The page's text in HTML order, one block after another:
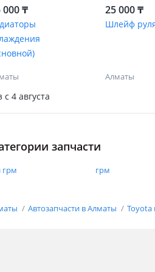
000 ₸ 25 000 ₸
Шлейф
Алматы
c 4 августа
запчасти
грм грм
Автозапчасти в Алматы Toyota